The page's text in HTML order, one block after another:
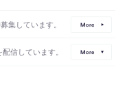
集しています。 More
信しています。 More